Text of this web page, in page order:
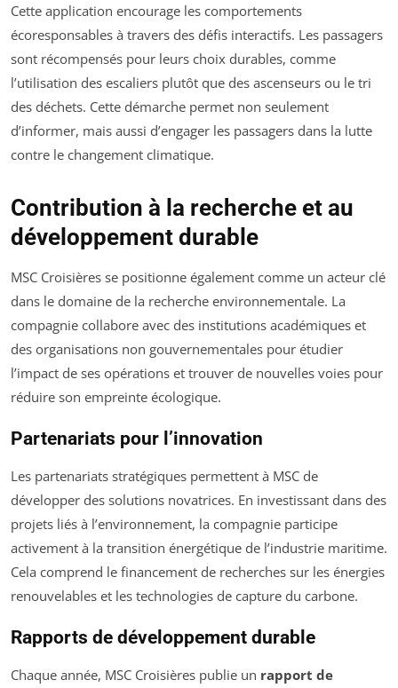
Cette application encourage les comportements
écoresponsables à travers des défis interactifs. Les passagers
sont récompensés pour leurs choix durables, comme
l’utilisation des escaliers plutôt que des ascenseurs ou le tri
des déchets. Cette démarche permet non seulement
d’informer, mais aussi d’engager les passagers dans la lutte
contre le changement climatique.
Contribution à la recherche et au
développement durable
MSC Croisières se positionne également comme un acteur clé
dans le domaine de la recherche environnementale. La
compagnie collabore avec des institutions académiques et
des organisations non gouvernementales pour étudier
l’impact de ses opérations et trouver de nouvelles voies pour
réduire son empreinte écologique.
Partenariats pour l’innovation
Les partenariats stratégiques permettent à MSC de
développer des solutions novatrices. En investissant dans des
projets liés à l’environnement, la compagnie participe
activement à la transition énergétique de l’industrie maritime.
Cela comprend le financement de recherches sur les énergies
renouvelables et les technologies de capture du carbone.
Rapports de développement durable
Chaque année, MSC Croisières publie un rapport de